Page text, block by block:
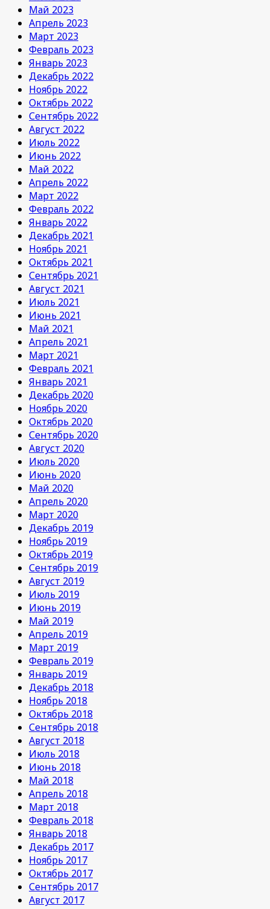
Май 2023
Апрель 2023
Март 2023
Февраль 2023
Январь 2023
Декабрь 2022
Ноябрь 2022
Октябрь 2022
Сентябрь 2022
Август 2022
Июль 2022
Июнь 2022
Май 2022
Апрель 2022
Март 2022
Февраль 2022
Январь 2022
Декабрь 2021
Ноябрь 2021
Октябрь 2021
Сентябрь 2021
Август 2021
Июль 2021
Июнь 2021
Май 2021
Апрель 2021
Март 2021
Февраль 2021
Январь 2021
Декабрь 2020
Ноябрь 2020
Октябрь 2020
Сентябрь 2020
Август 2020
Июль 2020
Июнь 2020
Май 2020
Апрель 2020
Март 2020
Декабрь 2019
Ноябрь 2019
Октябрь 2019
Сентябрь 2019
Август 2019
Июль 2019
Июнь 2019
Май 2019
Апрель 2019
Март 2019
Февраль 2019
Январь 2019
Декабрь 2018
Ноябрь 2018
Октябрь 2018
Сентябрь 2018
Август 2018
Июль 2018
Июнь 2018
Май 2018
Апрель 2018
Март 2018
Февраль 2018
Январь 2018
Декабрь 2017
Ноябрь 2017
Октябрь 2017
Сентябрь 2017
Август 2017